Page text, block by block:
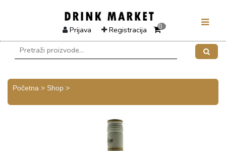
Prijava Registracija 0
Početna > Shop >